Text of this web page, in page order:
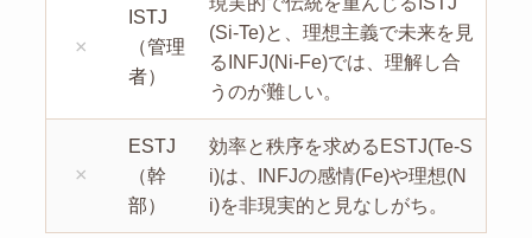
×
ISTJ
（管理
者）
(Si-Te)と、理想主義で未来を見
るINFJ(Ni-Fe)では、理解し合
うのが難しい。
×
ESTJ
（幹
部）
効率と秩序を求めるESTJ(Te-S
i)は、INFJの感情(Fe)や理想(N
i)を非現実的と見なしがち。